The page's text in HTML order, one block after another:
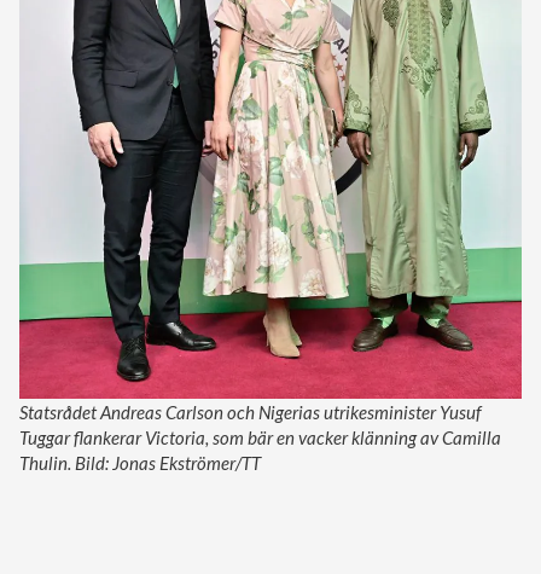
Statsrådet Andreas Carlson och Nigerias utrikesminister Yusuf
Tuggar flankerar Victoria, som bär en vacker klänning av Camilla
Thulin. Bild: Jonas Ekströmer/TT